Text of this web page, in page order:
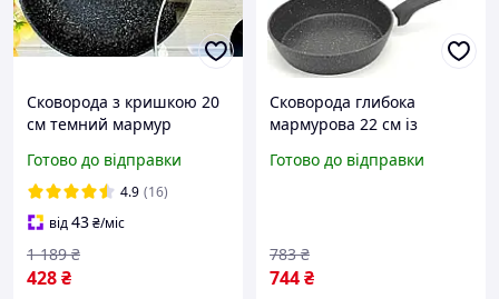
Сковорода з кришкою 20
см темний мармур
Антипригарна сковорода
| Мармурова сковорода
Готово до відправки
4.9 (16)
від43₴/міс
428₴
1 189 ₴
Сковорода глибока
мармурова 22 см із
Готово до відправки
744₴
783 ₴